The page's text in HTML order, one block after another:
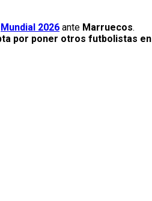
Mundial 2026 ante Marruecos.
por poner otros futbolistas en